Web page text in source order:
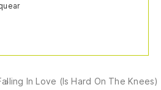
In Love (Is Hard On The Knees)